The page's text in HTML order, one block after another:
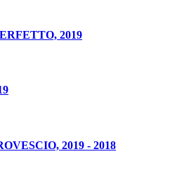
2019
2019 - 2018